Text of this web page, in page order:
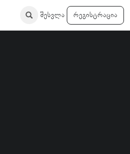
შესვლა რეგისტრაცია